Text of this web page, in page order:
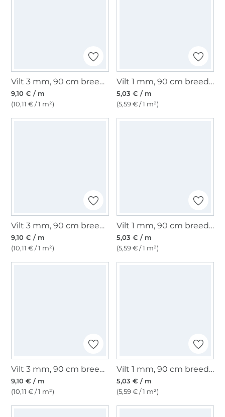
Vilt 3 mm, 90 cm breed, lichtgroen
9,10 € / m
(10,11 € / 1 m²)
Vilt 1 mm, 90 cm breed, wit
5,03 € / m
(5,59 € / 1 m²)
Vilt 3 mm, 90 cm breed, geel
9,10 € / m
(10,11 € / 1 m²)
Vilt 1 mm, 90 cm breed, zwart
5,03 € / m
(5,59 € / 1 m²)
Vilt 3 mm, 90 cm breed, rood
9,10 € / m
(10,11 € / 1 m²)
Vilt 1 mm, 90 cm breed, lichtgrijs gemêleerd
5,03 € / m
(5,59 € / 1 m²)